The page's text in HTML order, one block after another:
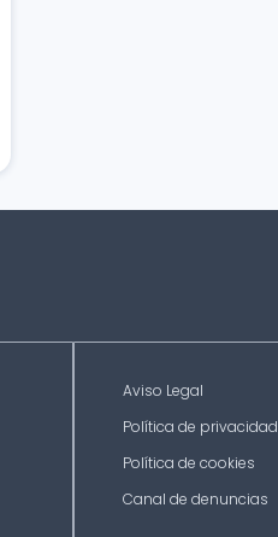
Aviso Legal
Política de privacidad
Política de cookies
Canal de denuncias